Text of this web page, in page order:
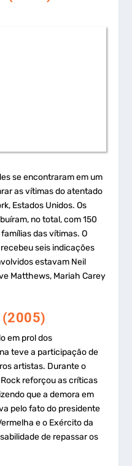
se encontraram em um
as vítimas do atentado
Estados Unidos. Os
no total, com 150
das vítimas. O
seis indicações
estavam Neil
Matthews, Mariah Carey
em prol dos
teve a participação de
artistas. Durante o
reforçou as críticas
que a demora em
pelo fato do presidente
e o Exército da
de repassar os